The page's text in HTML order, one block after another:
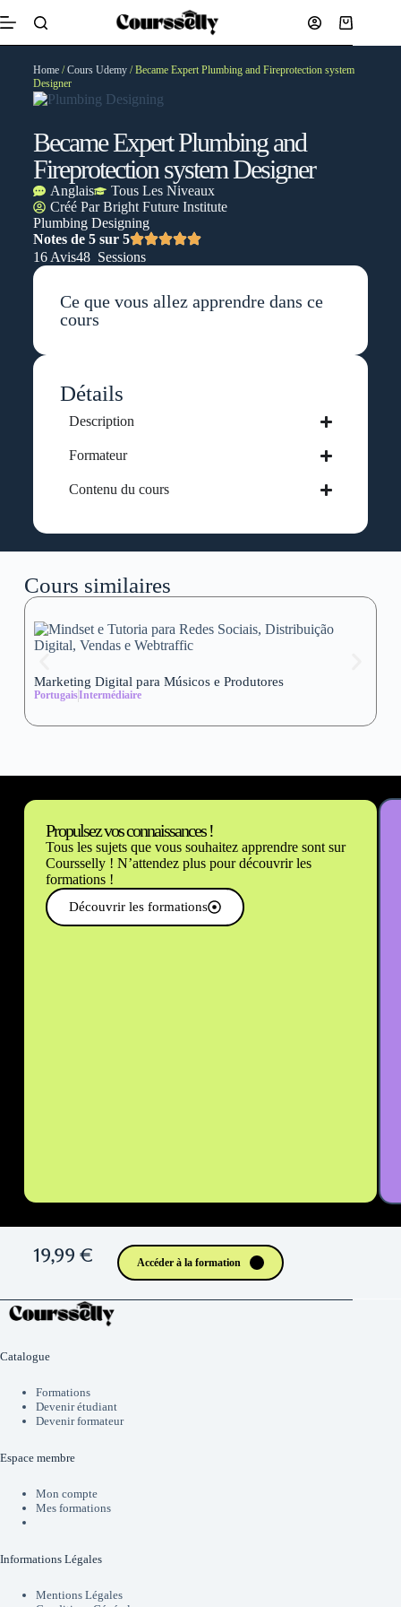
Home/Cours Udemy/ Became Expert Plumbing and Fireprotection system
Designer
Became Expert Plumbing and
Fireprotection system Designer
Anglais
Tous Les Niveaux
Créé ParBright Future Institute
Plumbing Designing
Notes de 5 sur 5
16 Avis48 Sessions
Ce que vous allez apprendre dans ce
cours
Détails
Description
Formateur
Contenu du cours
Cours similaires
Marketing Digital para Músicos e Produtores
PortugaisIntermédiaire
Propulsez vos connaissances !
Tous les sujets que vous souhaitez apprendre sont sur
Coursselly ! N’attendez plus pour découvrir les
formations !
Découvrir les formations
19,99 € Accéder à la formation
Catalogue
Formations
Devenir étudiant
Devenir formateur
Espace membre
Mon compte
Mes formations
Informations Légales
Mentions Légales